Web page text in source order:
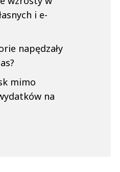
i e-
napędzały
mimo
na